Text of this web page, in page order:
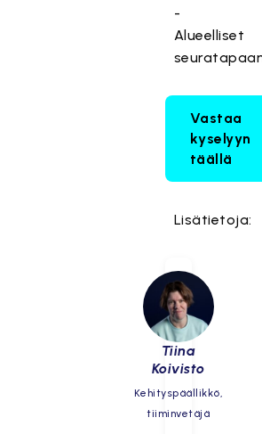
-
Alueelliset
Vastaa
kyselyyn
täällä
Lisätietoja:
Tiina
Koivisto
Kehityspäällikkö,
tiiminvetäjä